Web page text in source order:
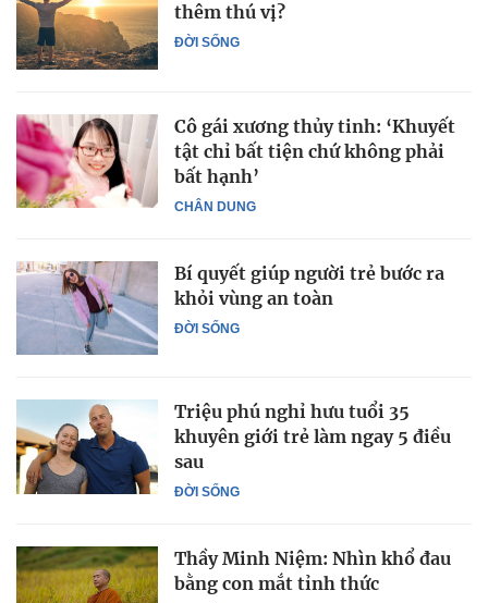
ĐỜI SỐNG
thêm thú vị?
CHÂN DUNG
Cô gái xương thủy tinh: ‘Khuyết
tật chỉ bất tiện chứ không phải
bất hạnh’
ĐỜI SỐNG
Bí quyết giúp người trẻ bước ra
khỏi vùng an toàn
ĐỜI SỐNG
Triệu phú nghỉ hưu tuổi 35
khuyên giới trẻ làm ngay 5 điều
sau
Thầy Minh Niệm: Nhìn khổ đau
bằng con mắt tỉnh thức